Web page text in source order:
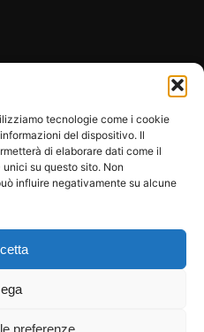
tecnologie come i cookie
del dispositivo. Il
di elaborare dati come il
su questo sito. Non
influire negativamente su alcune
preferenze